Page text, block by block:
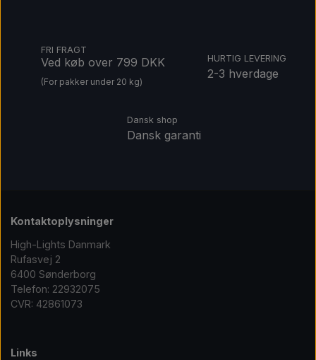
FRI FRAGT
Ved køb over 799 DKK
(For pakker under 20 kg)
HURTIG LEVERING
2-3 hverdage
Dansk shop
Dansk garanti
Kontaktoplysninger
High-Lights Danmark
Rufasvej 2
6400 Sønderborg
Telefon: 22932075
CVR: 42861073
Links